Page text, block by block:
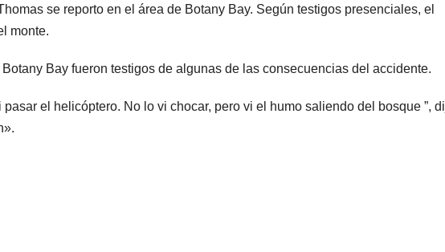
se reporto en el área de Botany Bay. Según testigos presenciales, el
monte.
Bay fueron testigos de algunas de las consecuencias del accidente.
el helicóptero. No lo vi chocar, pero vi el humo saliendo del bosque ”,